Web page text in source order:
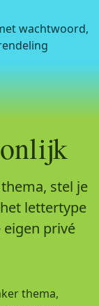
stel je
lettertype
privé